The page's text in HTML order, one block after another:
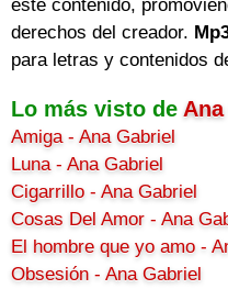
este contenido,
derechos del creador.
para letras y contenidos
Lo más visto de
Amiga - Ana Gabriel
Luna - Ana Gabriel
Cigarrillo - Ana Gabriel
Cosas Del Amor - Ana
El hombre que yo amo -
Obsesión - Ana Gabriel